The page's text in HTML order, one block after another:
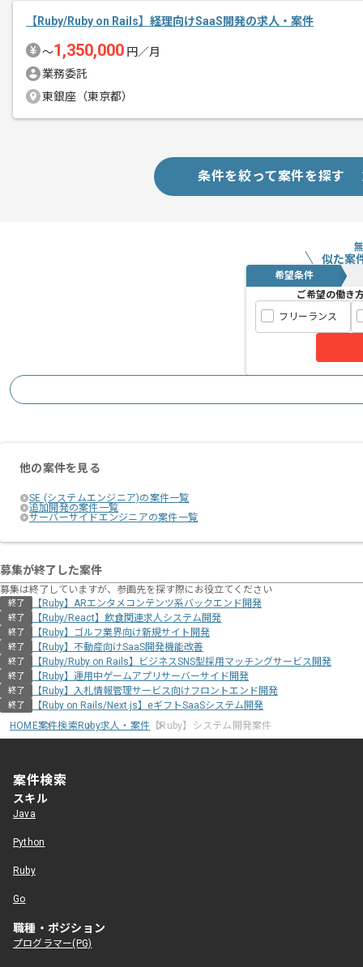
【Ruby/Ruby on Rails】経理向けSaaS開発の求人・案件
〜1,350,000 円／月
業務委託
東銀座（東京都）
条件を絞って案件を探す
似た案
希望条件
ご希望の働き
フリーランス
他の案件を見る
SE (システムエンジニア)の案件一覧
追加開発の案件一覧
サーバーサイドエンジニアの案件一覧
募集が終了した案件
募集は終了していますが、参画先を探す際にお役立てください
終了 【Ruby】ARエンタメコンテンツ系バックエンド開発
終了 【Ruby/React】飲食関連求人システム開発
終了 【Ruby】ゴルフ業界向け新規サイト開発
終了 【Ruby】不動産向けSaaS開発機能改善
終了 【Ruby/Ruby on Rails】ビジネスSNS型採用マッチングサービス開発
終了 【Ruby】運用中ゲームアプリサーバーサイド開発
終了 【Ruby】入札情報管理サービス向けフロントエンド開発
終了
【Ruby on Rails/Next.js】eギフトSaaSシステム開発
HOME案件検索Ruby求人・案件 【Ruby】システム開発案件
案件検索
スキル
Java
Python
Ruby
Go
職種・ポジション
プログラマー(PG)